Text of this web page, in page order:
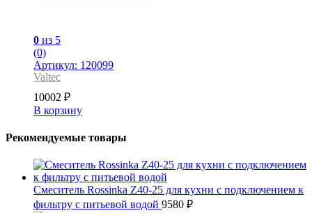
0 из 5
(0)
Артикул: 120099
Valtec
10002 ₽
В корзину
Рекомендуемые товары
Смеситель Rossinka Z40-25 для кухни с подключением к
фильтру с питьевой водой 9580 ₽